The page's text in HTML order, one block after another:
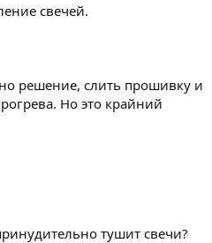
свечей.
решение, слить прошивку и
Но это крайний
тушит свечи?